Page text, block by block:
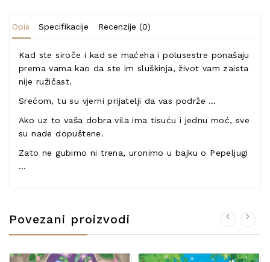
Opis Specifikacije Recenzije (0)
Kad ste siroče i kad se maćeha i polusestre ponašaju
prema vama kao da ste im sluškinja, život vam zaista
nije ružičast.
Srećom, tu su vjerni prijatelji da vas podrže …
Ako uz to vaša dobra vila ima tisuću i jednu moć, sve
su nade dopuštene.
Zato ne gubimo ni trena, uronimo u bajku o Pepeljugi
…
Povezani proizvodi